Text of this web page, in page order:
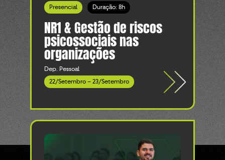
Presencial Duração: 8h
NR1 & Gestão de riscos
psicossociais nas
organizações
Dep. Pessoal
22/Setembro – 23/Setembro